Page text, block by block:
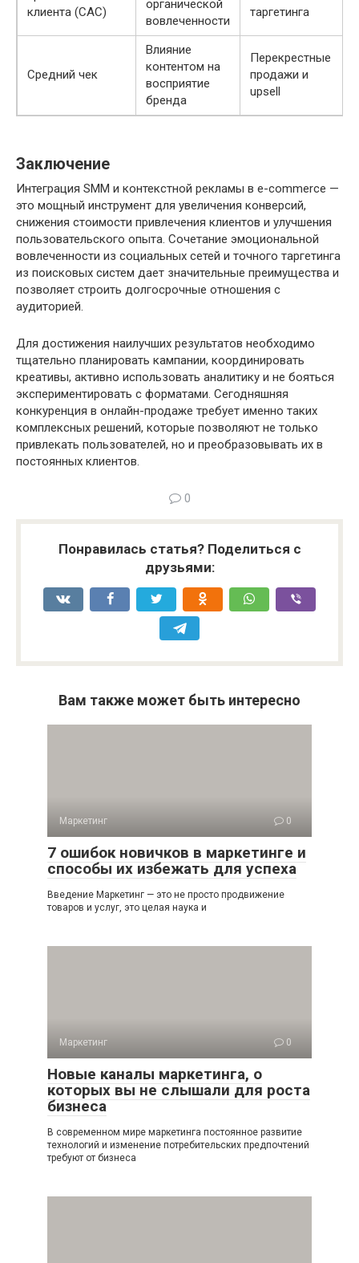
клиента (CAC)
органической
вовлеченности
таргетинга
Средний чек
Влияние
контентом на
восприятие
бренда
Перекрестные
продажи и
upsell
Заключение
Интеграция SMM и контекстной рекламы в e-commerce —
это мощный инструмент для увеличения конверсий,
снижения стоимости привлечения клиентов и улучшения
пользовательского опыта. Сочетание эмоциональной
вовлеченности из социальных сетей и точного таргетинга
из поисковых систем дает значительные преимущества и
позволяет строить долгосрочные отношения с
аудиторией.
Для достижения наилучших результатов необходимо
тщательно планировать кампании, координировать
креативы, активно использовать аналитику и не бояться
экспериментировать с форматами. Сегодняшняя
конкуренция в онлайн-продаже требует именно таких
комплексных решений, которые позволяют не только
привлекать пользователей, но и преобразовывать их в
постоянных клиентов.
0
Понравилась статья? Поделиться с
друзьями:
Вам также может быть интересно
Маркетинг 0
7 ошибок новичков в маркетинге и
способы их избежать для успеха
Введение Маркетинг — это не просто продвижение
товаров и услуг, это целая наука и
Маркетинг 0
Новые каналы маркетинга, о
которых вы не слышали для роста
бизнеса
В современном мире маркетинга постоянное развитие
технологий и изменение потребительских предпочтений
требуют от бизнеса